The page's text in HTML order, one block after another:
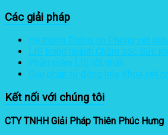
Các giải pháp
Hệ thống Thông tin Phòng xét
LIS trong ngành Chăm sóc Sức
Phần mềm LIS tốt nhất
Giải pháp tự động hóa Khoa xét
Kết nối với chúng tôi
CTY TNHH Giải Pháp Thiên Phúc Hưng